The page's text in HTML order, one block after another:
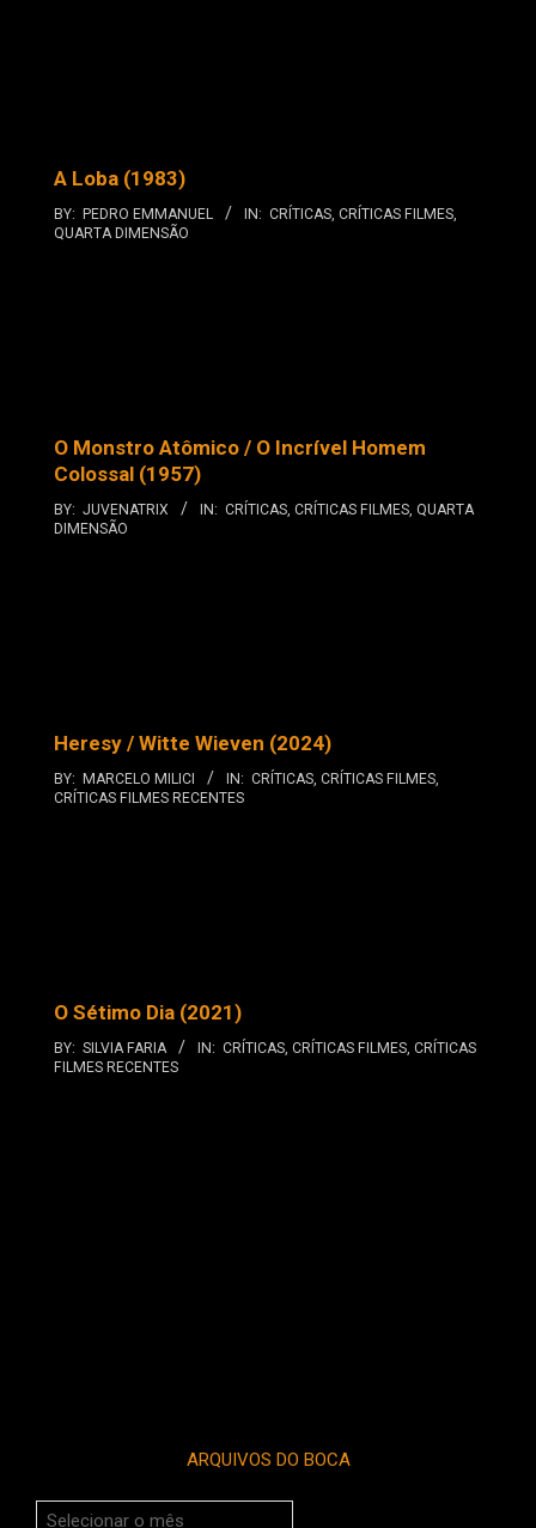
A Loba (1983)
BY: PEDRO EMMANUEL IN: CRÍTICAS, CRÍTICAS FILMES,
QUARTA DIMENSÃO
O Monstro Atômico / O Incrível Homem
Colossal (1957)
BY: JUVENATRIX IN: CRÍTICAS, CRÍTICAS FILMES, QUARTA
DIMENSÃO
Heresy / Witte Wieven (2024)
BY: MARCELO MILICI IN: CRÍTICAS, CRÍTICAS FILMES,
CRÍTICAS FILMES RECENTES
O Sétimo Dia (2021)
BY: SILVIA FARIA IN: CRÍTICAS, CRÍTICAS FILMES, CRÍTICAS
FILMES RECENTES
ARQUIVOS DO BOCA
Arquivos